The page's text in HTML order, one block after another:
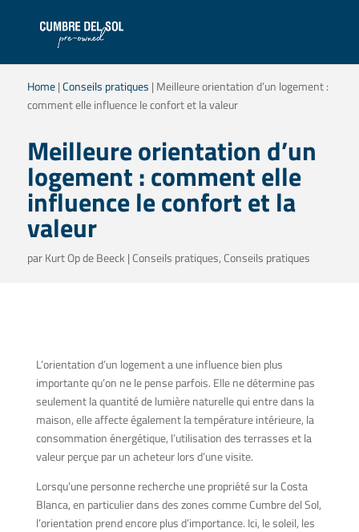
Home|Conseils pratiques | Meilleure orientation d’un logement :
comment elle influence le confort et la valeur
Meilleure orientation d’un
logement : comment elle
influence le confort et la
valeur
parKurt Op de Beeck | Conseils pratiques, Conseils pratiques
L’orientation d’un logement a une influence bien plus
importante qu’on ne le pense parfois. Elle ne détermine pas
seulement la quantité de lumière naturelle qui entre dans la
maison, elle affecte également la température intérieure, la
consommation énergétique, l’utilisation des terrasses et la
valeur perçue par un acheteur lors d’une visite.
Lorsqu’une personne recherche une propriété sur la Costa
Blanca, en particulier dans des zones comme Cumbre del Sol,
l’orientation prend encore plus d’importance. Ici, le soleil, les